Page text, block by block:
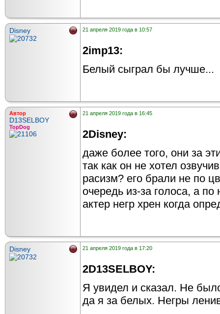
Disney 21 апреля 2019 года в 10:57
2imp13:
Белый сыграл бы лучше...
Автор
D13SELBOY
TopDog
21 апреля 2019 года в 16:45
2Disney:
даже более того, они за
так как он не хотел
расизм? его брали не по
очередь из-за голоса, а по
актер негр хрен когда
Disney 21 апреля 2019 года в 17:20
2D13SELBOY:
Я увидел и сказал. Не
да я за белых. Негры